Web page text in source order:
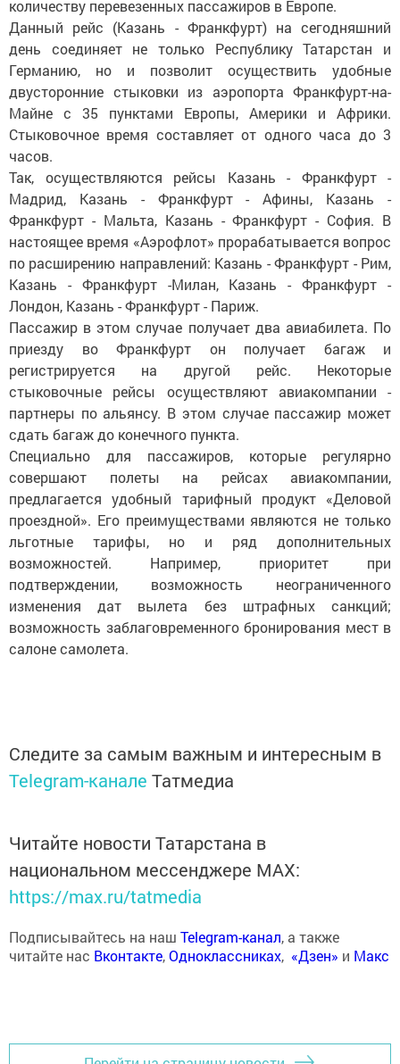
количеству перевезенных пассажиров в Европе.
Данный рейс (Казань - Франкфурт) на сегодняшний
день соединяет не только Республику Татарстан и
Германию, но и позволит осуществить удобные
двусторонние стыковки из аэропорта Франкфурт-на-
Майне с 35 пунктами Европы, Америки и Африки.
Стыковочное время составляет от одного часа до 3
часов.
Так, осуществляются рейсы Казань - Франкфурт -
Мадрид, Казань - Франкфурт - Афины, Казань -
Франкфурт - Мальта, Казань - Франкфурт - София. В
настоящее время «Аэрофлот» прорабатывается вопрос
по расширению направлений: Казань - Франкфурт - Рим,
Казань - Франкфурт -Милан, Казань - Франкфурт -
Лондон, Казань - Франкфурт - Париж.
Пассажир в этом случае получает два авиабилета. По
приезду во Франкфурт он получает багаж и
регистрируется на другой рейс. Некоторые
стыковочные рейсы осуществляют авиакомпании -
партнеры по альянсу. В этом случае пассажир может
сдать багаж до конечного пункта.
Специально для пассажиров, которые регулярно
совершают полеты на рейсах авиакомпании,
предлагается удобный тарифный продукт «Деловой
проездной». Его преимуществами являются не только
льготные тарифы, но и ряд дополнительных
возможностей. Например, приоритет при
подтверждении, возможность неограниченного
изменения дат вылета без штрафных санкций;
возможность заблаговременного бронирования мест в
салоне самолета.
Следите за самым важным и интересным в
Telegram-канале Татмедиа
Читайте новости Татарстана в
национальном мессенджере MАХ:
https://max.ru/tatmedia
Подписывайтесь на наш Telegram-канал, а также
читайте нас Вконтакте,Одноклассниках, «Дзен» и Макс